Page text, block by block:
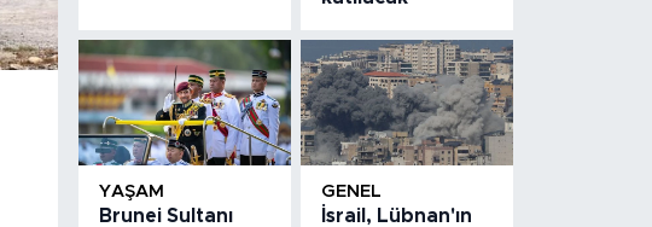
YAŞAM
Brunei Sultanı
GENEL
İsrail, Lübnan'ın